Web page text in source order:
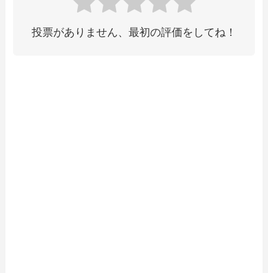
投票がありません、最初の評価をしてね！